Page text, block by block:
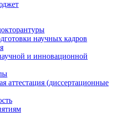
научных кадров
и инновационной
аттестация (диссертационные